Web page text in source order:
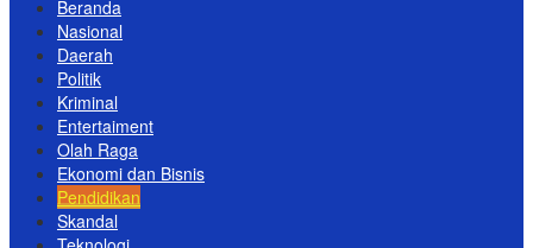
Beranda
Nasional
Daerah
Politik
Kriminal
Entertaiment
Olah Raga
Ekonomi dan Bisnis
Pendidikan
Skandal